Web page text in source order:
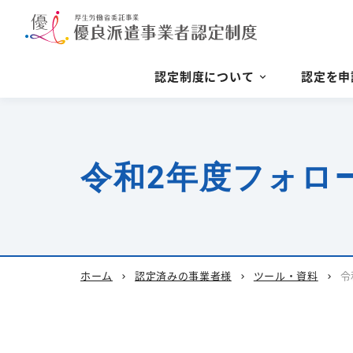
認定制度について 認定を
令和2年度フォロ
ホーム chevron_right 認定済みの事業者様 chevron_right ツール・資料 chevron_right